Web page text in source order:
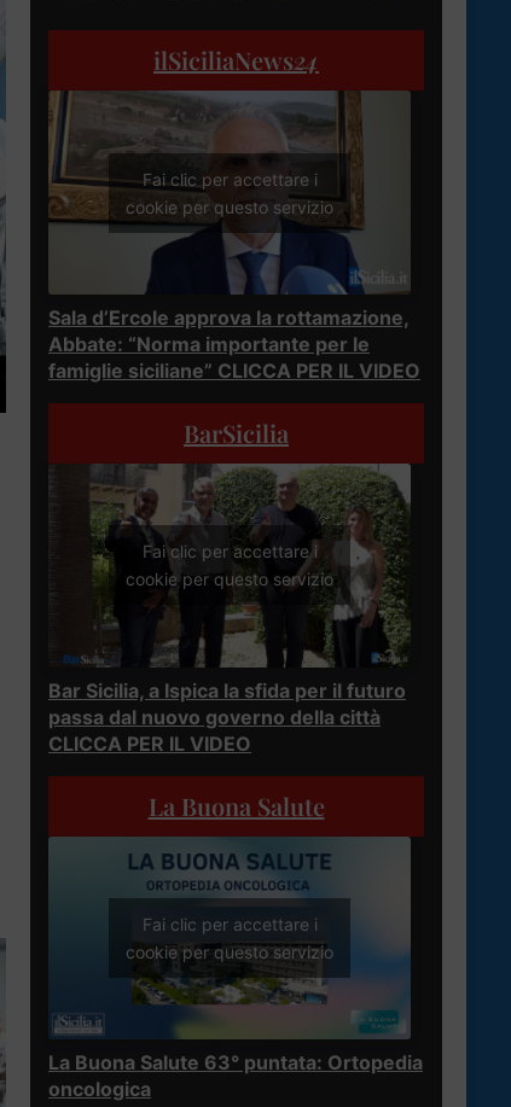
ilSiciliaNews24
Fai clic per accettare i
cookie per questo servizio
Sala d’Ercole approva la rottamazione,
Abbate: “Norma importante per le
famiglie siciliane” CLICCA PER IL VIDEO
BarSicilia
Fai clic per accettare i
cookie per questo servizio
Bar Sicilia, a Ispica la sfida per il futuro
passa dal nuovo governo della città
CLICCA PER IL VIDEO
La Buona Salute
Fai clic per accettare i
cookie per questo servizio
La Buona Salute 63° puntata: Ortopedia
oncologica